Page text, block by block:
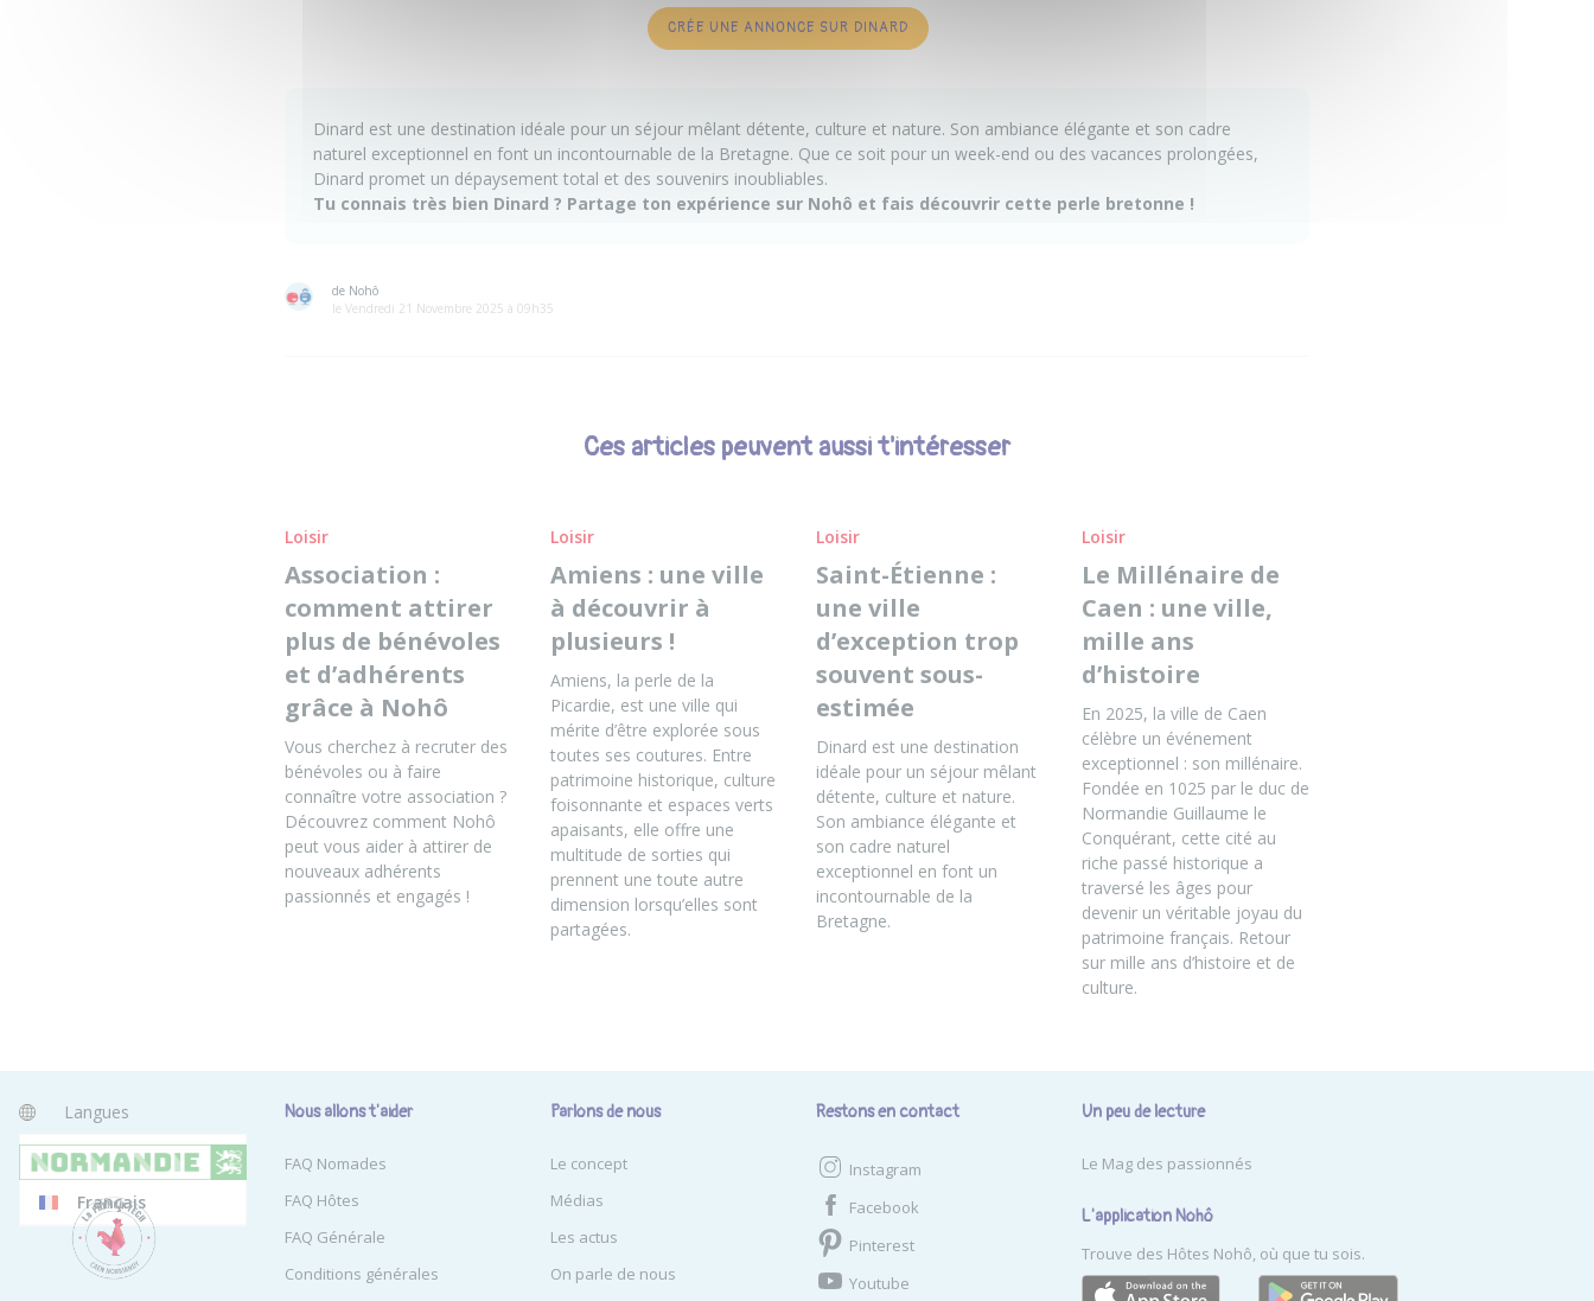
CRÉE UNE ANNONCE SUR DINARD
Dinard est une destination idéale pour un séjour mêlant détente, culture et nature. Son ambiance élégante et son cadre
naturel exceptionnel en font un incontournable de la Bretagne. Que ce soit pour un week-end ou des vacances prolongées,
Dinard promet un dépaysement total et des souvenirs inoubliables.
Tu connais très bien Dinard ? Partage ton expérience sur Nohô et fais découvrir cette perle bretonne !
de Nohô
le Vendredi 21 Novembre 2025 à 09h35
Ces articles peuvent aussi t'intéresser
Loisir
Association :
comment attirer
plus de bénévoles
et d’adhérents
grâce à Nohô
Vous cherchez à recruter des
bénévoles ou à faire
connaître votre association ?
Découvrez comment Nohô
peut vous aider à attirer de
nouveaux adhérents
passionnés et engagés !
Loisir
Amiens : une ville
à découvrir à
plusieurs !
Amiens, la perle de la
Picardie, est une ville qui
mérite d’être explorée sous
toutes ses coutures. Entre
patrimoine historique, culture
foisonnante et espaces verts
apaisants, elle offre une
multitude de sorties qui
prennent une toute autre
dimension lorsqu’elles sont
partagées.
Loisir
Saint-Étienne :
une ville
d’exception trop
souvent sous-
estimée
Dinard est une destination
idéale pour un séjour mêlant
détente, culture et nature.
Son ambiance élégante et
son cadre naturel
exceptionnel en font un
incontournable de la
Bretagne.
Loisir
Le Millénaire de
Caen : une ville,
mille ans
d’histoire
En 2025, la ville de Caen
célèbre un événement
exceptionnel : son millénaire.
Fondée en 1025 par le duc de
Normandie Guillaume le
Conquérant, cette cité au
riche passé historique a
traversé les âges pour
devenir un véritable joyau du
patrimoine français. Retour
sur mille ans d’histoire et de
culture.
Langues
Anglais
Français
Nous allons t'aider
FAQ Nomades
FAQ Hôtes
FAQ Générale
Conditions générales
Parlons de nous
Le concept
Médias
Les actus
On parle de nous
Restons en contact
Instagram
Facebook
Pinterest
Youtube
Un peu de lecture
Le Mag des passionnés
L'application Nohô
Trouve des Hôtes Nohô, où que tu sois.